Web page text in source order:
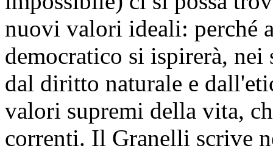
nuovi valori ideali: perché
democratico si ispirerà,
dal diritto naturale e
valori supremi della vita,
correnti. Il Granelli scrive